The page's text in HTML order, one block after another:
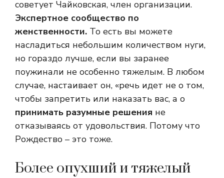
советует Чайковская, член организации.
Экспертное сообщество по
женственности. То есть вы можете
насладиться небольшим количеством нуги,
но гораздо лучше, если вы заранее
поужинали не особенно тяжелым. В любом
случае, настаивает он, «речь идет не о том,
чтобы запретить или наказать вас, а о
принимать разумные решения не
отказываясь от удовольствия. Потому что
Рождество – это тоже.
Более опухший и тяжелый